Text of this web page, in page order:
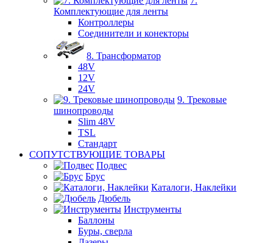
Комплектующие для ленты
Контроллеры
Соединители и конекторы
8. Трансформатор
48V
12V
24V
9. Трековые
шинопроводы
Slim 48V
TSL
Стандарт
СОПУТСТВУЮЩИЕ ТОВАРЫ
Подвес
Брус
Каталоги, Наклейки
Дюбель
Инструменты
Баллоны
Буры, сверла